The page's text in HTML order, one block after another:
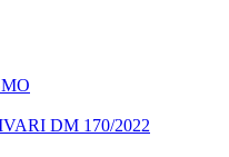
DM 170/2022